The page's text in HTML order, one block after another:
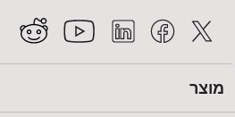
מוצר